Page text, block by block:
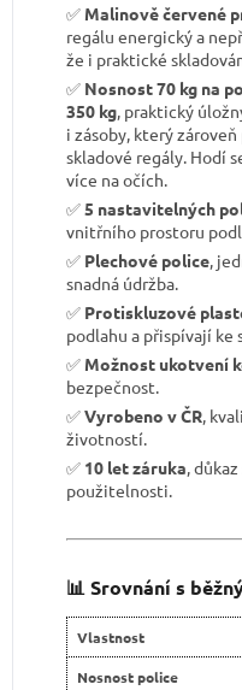
✅ Malinově červené
regálu energický a
že i praktické
✅ Nosnost 70 kg na
350 kg, praktický
i zásoby, který
skladové regály. Hodí
více na očích.
✅5 nastavitelných
vnitřního prostoru
✅ Plechové police,
snadná údržba.
✅ Protiskluzové
podlahu a přispívají ke
✅ Možnost ukotvení
bezpečnost.
✅Vyrobeno v ČR,
životností.
✅ 10 let záruka,
použitelnosti.
📊 Srovnání s
Vlastnost
Nosnost police